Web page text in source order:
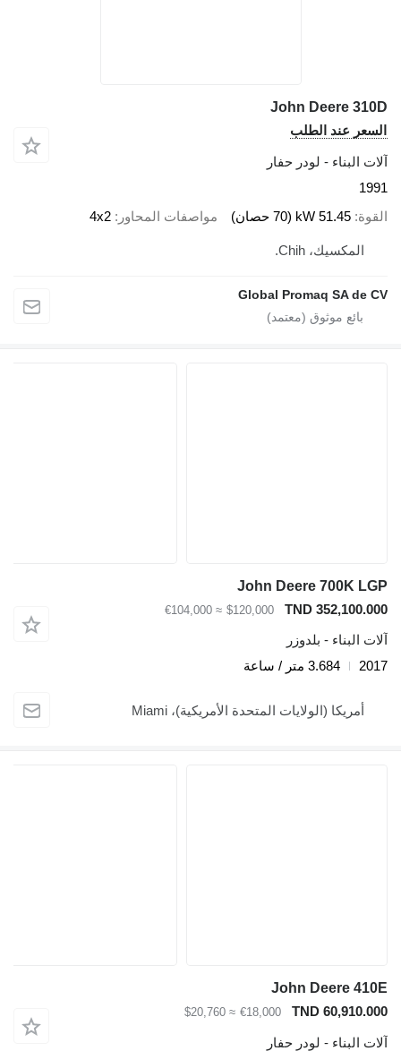
John Deere 310D
السعر عند الطلب
آلات البناء - لودر حفار
1991
القوة 51.45 kW (70 حصان) مواصفات المحاور 4x2
المكسيك، Chih.
Global Promaq SA de CV
John Deere 700K LGP
TND 352,100.000
$120,000
≈ €104,000
آلات البناء - بلدوزر
2017
3.684 متر / ساعة
أمريكا (الولايات المتحدة الأمريكية)، Miami
John Deere 410E
TND 60,910.000
€18,000
≈ $20,760
آلات البناء - لودر حفار